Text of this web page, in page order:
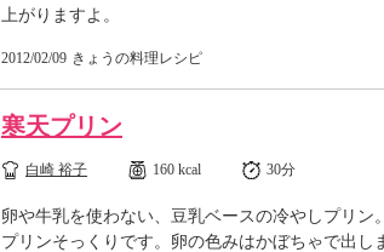
上がりますよ。
2012/02/09 きょうの料理レシピ
寒天プリン
白崎 裕子 160 kcal 30分
卵や牛乳を使わない、豆乳ベースの冷やしプリン
プリンそっくりです。卵の色みはかぼちゃで出し